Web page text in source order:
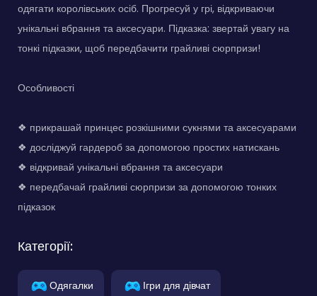
одягати королівських осіб. Прогресуй у грі, відкриваючи
унікальні вбрання та аксесуари. Підказка: звертай увагу на
тонкі підказки, щоб передбачити грайливі сюрпризи!
Особливості
❖ прикрашай принцес розкішними сукнями та аксесуарами
❖ досліджуй гардероб за допомогою простих натискань
❖ відкривай унікальні вбрання та аксесуари
❖ передбачай грайливі сюрпризи за допомогою тонких
підказок
Категорії:
Одягалки Ігри для дівчат